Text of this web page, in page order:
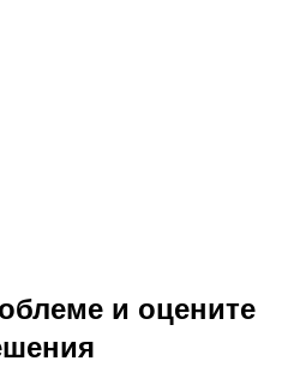
и оцените